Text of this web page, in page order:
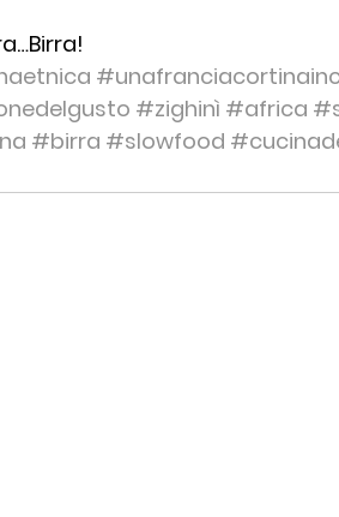
#zighinì #africa
#birra #slowfood